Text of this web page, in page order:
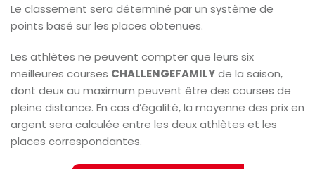
Le classement sera déterminé par un système de
points basé sur les places obtenues.
Les athlètes ne peuvent compter que leurs six
meilleures courses CHALLENGEFAMILYde la saison,
dont deux au maximum peuvent être des courses de
pleine distance. En cas d’égalité, la moyenne des prix en
argent sera calculée entre les deux athlètes et les
places correspondantes.